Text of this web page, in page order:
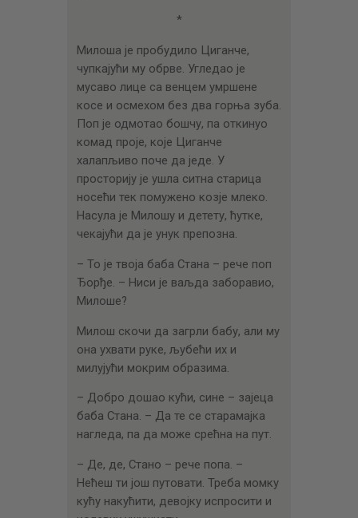
*
Милоша је пробудило Циганче,
чупкајући му обрве. Угледао је
мусаво лице са венцем умршене
косе и осмехом без два горња зуба.
Поп је одмотао бошчу, па откинуо
комад проје, које Циганче
халапљиво поче да једе. У
просторију је ушла ситна старица
носећи тек помужено козје млеко.
Насула је Милошу и детету, ћутке,
чекајући да је унук препозна.
– То је твоја баба Стана – рече поп
Ђорђе. – Ниси је ваљда заборавио,
Милоше?
Милош скочи да загрли бабу, али му
она ухвати руке, љубећи их и
милујући мокрим образима.
– Добро дошао кући, сине – зајеца
баба Стана. – Да те се старамајка
нагледа, па да може срећна на пут.
– Де, де, Стано – рече попа. –
Нећеш ти још путовати. Треба момку
кућу накућити, девојку испросити и